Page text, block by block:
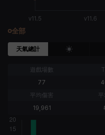
全部
天氣總計
遊戲場數
77
平均傷害
19,961